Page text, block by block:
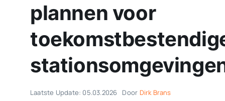
plannen voor
Laatste Update: 05.03.2026 Door Dirk Brans